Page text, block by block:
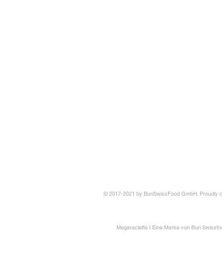
© 2017-2021 by BuriSwissFood GmbH. Proudly
Megaraclette I Eine Marke von Buri